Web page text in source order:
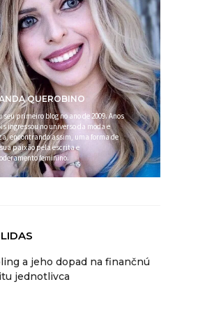
QUEROBINO
seu primeiro blog no ano de 2009. Anos
ingressou no universo da moda e
encontrando assim, uma forma de
paixão pela escrita e
feminino.
a jeho dopad na finančnú
jednotlivca